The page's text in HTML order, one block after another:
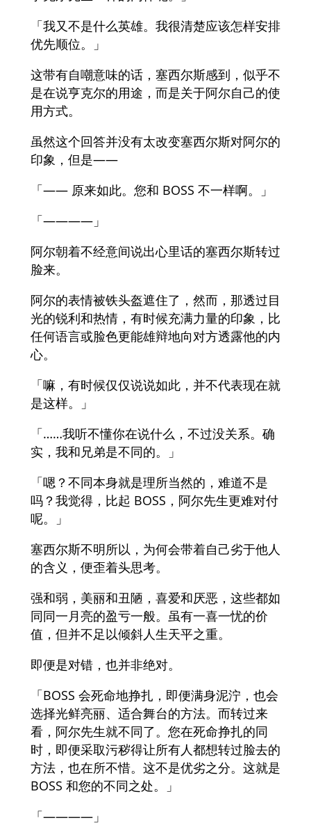
「我又不是什么英雄。我很清楚应该怎样安排
优先顺位。」
这带有自嘲意味的话，塞西尔斯感到，似乎不
是在说亨克尔的用途，而是关于阿尔自己的使
用方式。
虽然这个回答并没有太改变塞西尔斯对阿尔的
印象，但是——
「—— 原来如此。您和 BOSS 不一样啊。」
「——――」
阿尔朝着不经意间说出心里话的塞西尔斯转过
脸来。
阿尔的表情被铁头盔遮住了，然而，那透过目
光的锐利和热情，有时候充满力量的印象，比
任何语言或脸色更能雄辩地向对方透露他的内
心。
「嘛，有时候仅仅说说如此，并不代表现在就
是这样。」
「……我听不懂你在说什么，不过没关系。确
实，我和兄弟是不同的。」
「嗯？不同本身就是理所当然的，难道不是
吗？我觉得，比起 BOSS，阿尔先生更难对付
呢。」
塞西尔斯不明所以，为何会带着自己劣于他人
的含义，便歪着头思考。
强和弱，美丽和丑陋，喜爱和厌恶，这些都如
同同一月亮的盈亏一般。虽有一喜一忧的价
值，但并不足以倾斜人生天平之重。
即便是对错，也并非绝对。
「BOSS 会死命地挣扎，即便满身泥泞，也会
选择光鲜亮丽、适合舞台的方法。而转过来
看，阿尔先生就不同了。您在死命挣扎的同
时，即便采取污秽得让所有人都想转过脸去的
方法，也在所不惜。这不是优劣之分。这就是
BOSS 和您的不同之处。」
「————」